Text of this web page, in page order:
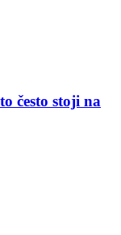
često stoji na